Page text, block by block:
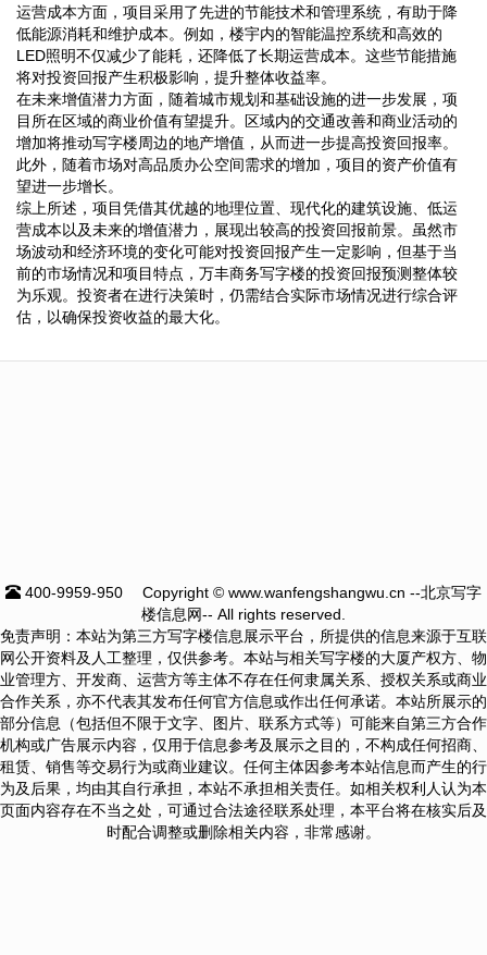
运营成本方面，项目采用了先进的节能技术和管理系统，有助于降
低能源消耗和维护成本。例如，楼宇内的智能温控系统和高效的
LED照明不仅减少了能耗，还降低了长期运营成本。这些节能措施
将对投资回报产生积极影响，提升整体收益率。
在未来增值潜力方面，随着城市规划和基础设施的进一步发展，项
目所在区域的商业价值有望提升。区域内的交通改善和商业活动的
增加将推动写字楼周边的地产增值，从而进一步提高投资回报率。
此外，随着市场对高品质办公空间需求的增加，项目的资产价值有
望进一步增长。
综上所述，项目凭借其优越的地理位置、现代化的建筑设施、低运
营成本以及未来的增值潜力，展现出较高的投资回报前景。虽然市
场波动和经济环境的变化可能对投资回报产生一定影响，但基于当
前的市场情况和项目特点，万丰商务写字楼的投资回报预测整体较
为乐观。投资者在进行决策时，仍需结合实际市场情况进行综合评
估，以确保投资收益的最大化。
400-9959-950
Copyright © www.wanfengshangwu.cn --北京写字
楼信息网-- All rights reserved.
免责声明：本站为第三方写字楼信息展示平台，所提供的信息来源于互联
网公开资料及人工整理，仅供参考。本站与相关写字楼的大厦产权方、物
业管理方、开发商、运营方等主体不存在任何隶属关系、授权关系或商业
合作关系，亦不代表其发布任何官方信息或作出任何承诺。本站所展示的
部分信息（包括但不限于文字、图片、联系方式等）可能来自第三方合作
机构或广告展示内容，仅用于信息参考及展示之目的，不构成任何招商、
租赁、销售等交易行为或商业建议。任何主体因参考本站信息而产生的行
为及后果，均由其自行承担，本站不承担相关责任。如相关权利人认为本
页面内容存在不当之处，可通过合法途径联系处理，本平台将在核实后及
时配合调整或删除相关内容，非常感谢。